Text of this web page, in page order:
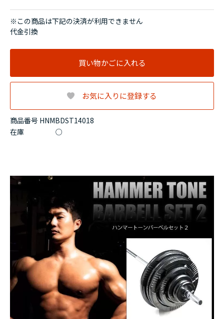
商品番号 HNMBDST14018
在庫 ○
※この商品は下記の決済が利用できません
代金引換
買い物かごに入れる
お気に入りに登録する